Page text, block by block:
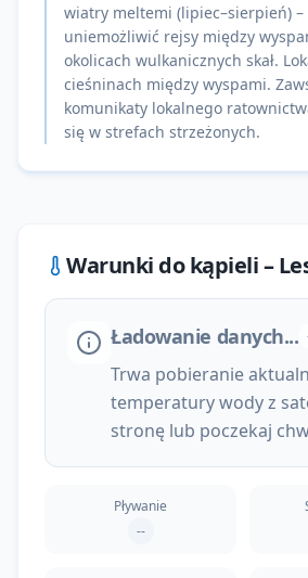
wiatry meltemi (lipiec–sierpień) –
uniemożliwić rejsy między
okolicach wulkanicznych skał.
cieśninach między wyspami.
komunikaty lokalnego
się w strefach strzeżonych.
Warunki do kąpieli –
Ładowanie danych...
Trwa pobieranie
temperatury wody z
stronę lub poczekaj
Pływanie
--